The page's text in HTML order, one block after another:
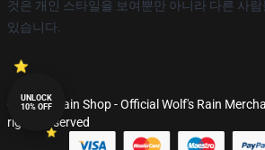
것은 개인 스타일을 보여뿐만 아니라 다른 사
있습니다.
© Wolf's Rain Shop - Official Wolf's Rain
rights reserved
UNLOCK
10% OFF